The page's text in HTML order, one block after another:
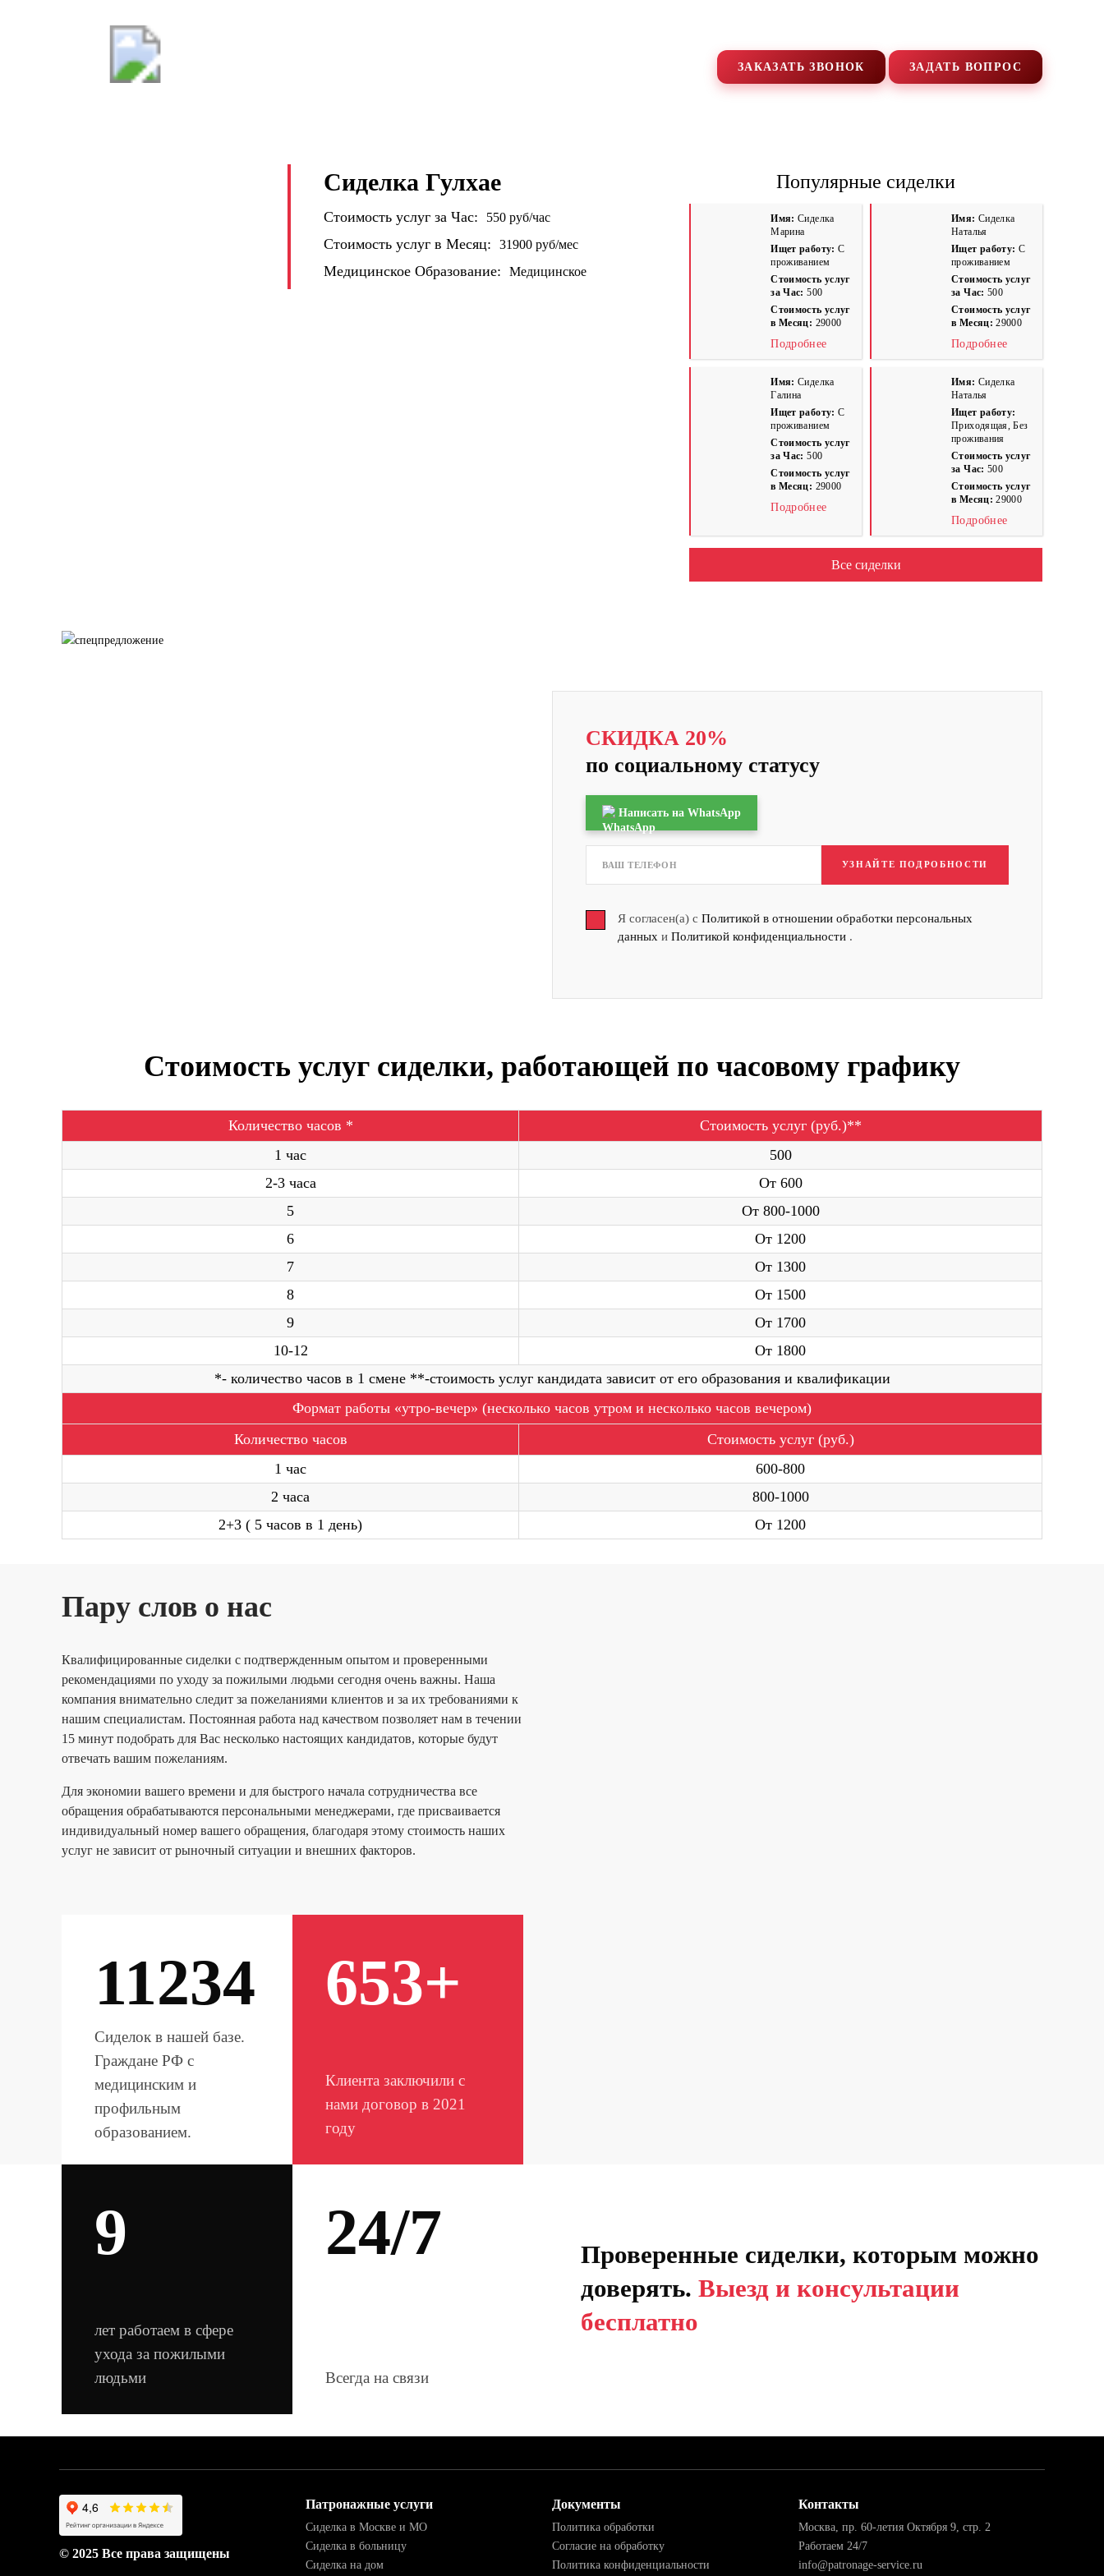
ЗАКАЗАТЬ ЗВОНОК ЗАДАТЬ ВОПРОС
Сиделка Гулхае
Стоимость услуг за Час: 550 руб/час
Стоимость услуг в Месяц: 31900 руб/мес
Медицинское Образование: Медицинское
Популярные сиделки
Имя:Сиделка
Марина
Ищет работу: С
проживанием
Стоимость услуг
за Час:500
Стоимость услуг
в Месяц: 29000
Подробнее
Имя: Сиделка
Наталья
Ищет работу: С
проживанием
Стоимость услуг
за Час: 500
Стоимость услуг
в Месяц:29000
Подробнее
Имя:Сиделка
Галина
Ищет работу: С
проживанием
Стоимость услуг
за Час:500
Стоимость услуг
в Месяц: 29000
Подробнее
Имя: Сиделка
Наталья
Ищет работу:
Приходящая, Без
проживания
Стоимость услуг
за Час: 500
Стоимость услуг
в Месяц:29000
Подробнее
Все сиделки
СКИДКА 20%
по социальному статусу
Написать на WhatsApp
УЗНАЙТЕ ПОДРОБНОСТИ
Я согласен(а) с Политикой в отношении обработки персональных
данных и Политикой конфиденциальности .
Стоимость услуг сиделки, работающей по часовому графику
Количество часов *
Стоимость услуг (руб.)**
1 час
500
2-3 часа
От 600
5
От 800-1000
6
От 1200
7
От 1300
8
От 1500
9
От 1700
10-12
От 1800
*- количество часов в 1 смене **-стоимость услуг кандидата зависит от его образования и квалификации
Формат работы «утро-вечер» (несколько часов утром и несколько часов вечером)
Количество часов
Стоимость услуг (руб.)
1 час
600-800
2 часа
800-1000
2+3 ( 5 часов в 1 день)
От 1200
Пару слов о нас
Квалифицированные сиделки с подтвержденным опытом и проверенными
рекомендациями по уходу за пожилыми людьми сегодня очень важны. Наша
компания внимательно следит за пожеланиями клиентов и за их требованиями к
нашим специалистам. Постоянная работа над качеством позволяет нам в течении
15 минут подобрать для Вас несколько настоящих кандидатов, которые будут
отвечать вашим пожеланиям.
Для экономии вашего времени и для быстрого начала сотрудничества все
обращения обрабатываются персональными менеджерами, где присваивается
индивидуальный номер вашего обращения, благодаря этому стоимость наших
услуг не зависит от рыночный ситуации и внешних факторов.
11234
Сиделок в нашей базе.
Граждане РФ с
медицинским и
профильным
образованием.
653+
Клиента заключили с
нами договор в 2021
году
9
лет работаем в сфере
ухода за пожилыми
людьми
24/7
Всегда на связи
Проверенные сиделки, которым можно
доверять. Выезд и консультации
бесплатно
Оставьте свой номер телефона. Наш
менеджер свяжется с Вами и
проконсультирует по услуге
Написать на WhatsApp
Я согласен(а) сПолитикой в отношении обработки
иПолитикой конфиденциальности
© 2025 Все права защищены
Патронажные услуги
Сиделка в Москве и МО
Сиделка в больницу
Сиделка на дом
Документы
Политика обработки
Согласие на обработку
Политика конфиденциальности
Контакты
Москва, пр. 60-летия Октября 9, стр. 2
Работаем 24/7
info@patronage-service.ru